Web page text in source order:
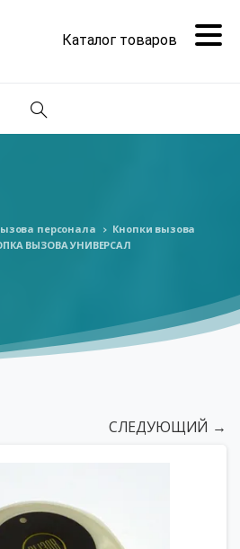
Поиск
персонала
Кнопки вызова
ВЫЗОВА УНИВЕРСАЛ
СЛЕДУЮЩИЙ →